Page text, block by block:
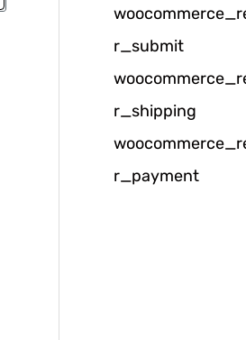
u
k
:
r_submit
r_shipping
r_payment